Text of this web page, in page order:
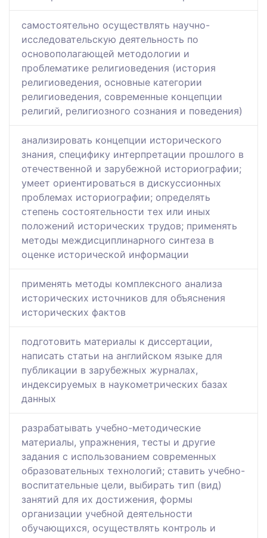
самостоятельно осуществлять научно-
исследовательскую деятельность по
основополагающей методологии и
проблематике религиоведения (история
религиоведения, основные категории
религиоведения, современные концепции
религий, религиозного сознания и поведения)
анализировать концепции исторического
знания, специфику интерпретации прошлого в
отечественной и зарубежной историографии;
умеет ориентироваться в дискуссионных
проблемах историографии; определять
степень состоятельности тех или иных
положений исторических трудов; применять
методы междисциплинарного синтеза в
оценке исторической информации
применять методы комплексного анализа
исторических источников для объяснения
исторических фактов
подготовить материалы к диссертации,
написать статьи на английском языке для
публикации в зарубежных журналах,
индексируемых в наукометрических базах
данных
разрабатывать учебно-методические
материалы, упражнения, тесты и другие
задания с использованием современных
образовательных технологий; ставить учебно-
воспитательные цели, выбирать тип (вид)
занятий для их достижения, формы
организации учебной деятельности
обучающихся, осуществлять контроль и